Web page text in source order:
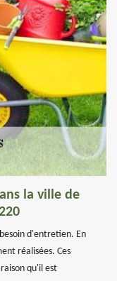
la ville de
d'entretien. En
réalisées. Ces
qu'il est